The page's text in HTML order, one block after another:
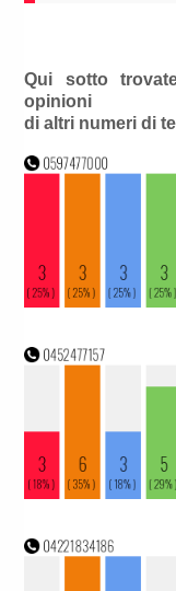
Qui sotto
opinioni
di altri numeri di